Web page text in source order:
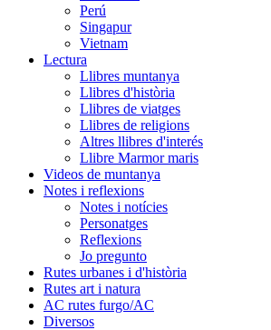
Perú
Singapur
Vietnam
Lectura
Llibres muntanya
Llibres d'història
Llibres de viatges
Llibres de religions
Altres llibres d'interés
Llibre Marmor maris
Videos de muntanya
Notes i reflexions
Notes i notícies
Personatges
Reflexions
Jo pregunto
Rutes urbanes i d'història
Rutes art i natura
AC rutes furgo/AC
Diversos